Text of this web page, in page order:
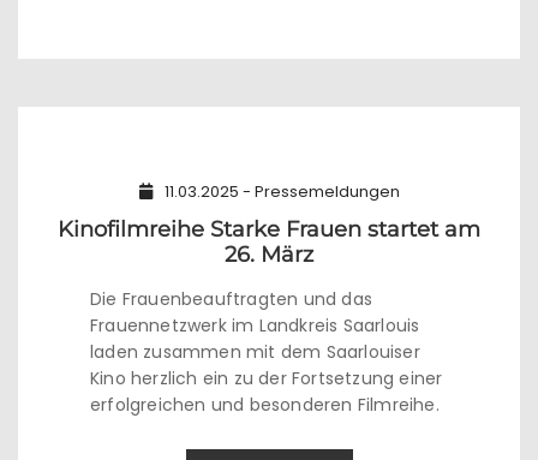
11.03.2025 - Pressemeldungen
Kinofilmreihe Starke Frauen startet am
26. März
Die Frauenbeauftragten und das
Frauennetzwerk im Landkreis Saarlouis
laden zusammen mit dem Saarlouiser
Kino herzlich ein zu der Fortsetzung einer
erfolgreichen und besonderen Filmreihe.